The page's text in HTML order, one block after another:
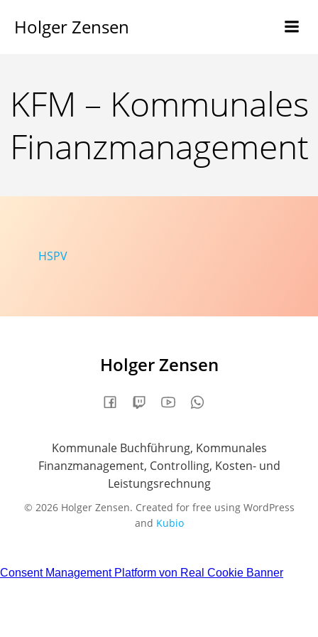
Holger Zensen
KFM – Kommunales
Finanzmanagement
HSPV
Holger Zensen
Kommunale Buchführung, Kommunales
Finanzmanagement, Controlling, Kosten- und
Leistungsrechnung
© 2026 Holger Zensen. Created for free using WordPress
and Kubio
Consent Management Platform von Real Cookie Banner